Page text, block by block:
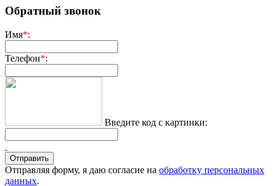
Обратный звонок
Имя*:
Телефон*:
Введите код с картинки:
Отправляя форму, я даю согласие на обработку персональных
данных.